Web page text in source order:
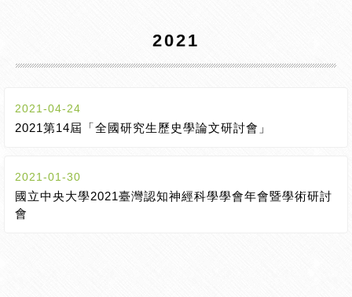
2021
2021-04-24
2021第14屆「全國研究生歷史學論文研討會」
2021-01-30
國立中央大學2021臺灣認知神經科學學會年會暨學術研討
會